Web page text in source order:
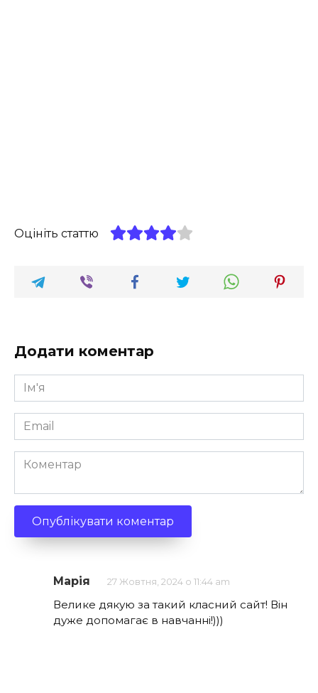
Оцініть статтю
Додати коментар
Ім'я
*
Email
*
Коментар
Марія 27 Жовтня, 2024 о 11:44 am
Велике дякую за такий класний сайт! Він
дуже допомагає в навчанні!)))